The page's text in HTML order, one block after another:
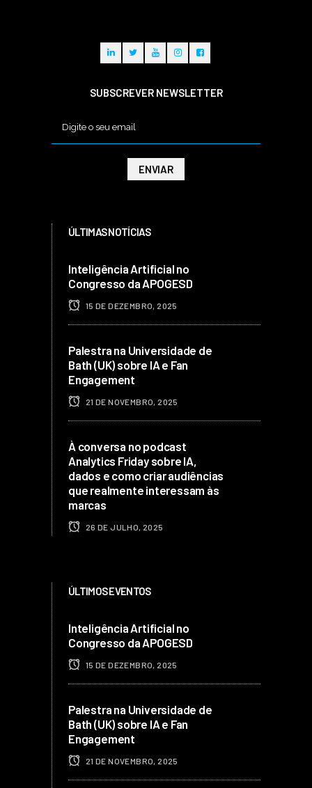
SUBSCREVER NEWSLETTER
ÚLTIMAS NOTÍCIAS
Inteligência Artificial no
Congresso da APOGESD
15 DE DEZEMBRO, 2025
Palestra na Universidade de
Bath (UK) sobre IA e Fan
Engagement
21 DE NOVEMBRO, 2025
À conversa no podcast
Analytics Friday sobre IA,
dados e como criar audiências
que realmente interessam às
marcas
26 DE JULHO, 2025
ÚLTIMOS EVENTOS
Inteligência Artificial no
Congresso da APOGESD
15 DE DEZEMBRO, 2025
Palestra na Universidade de
Bath (UK) sobre IA e Fan
Engagement
21 DE NOVEMBRO, 2025